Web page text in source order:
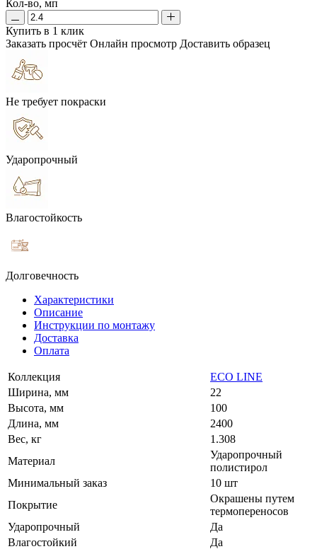
Кол-во, мп
Купить в 1 клик
Заказать просчёт Онлайн просмотр Доставить образец
Не требует покраски
Ударопрочный
Влагостойкость
Долговечность
Характеристики
Описание
Инструкции по монтажу
Доставка
Оплата
Коллекция
ECO LINE
Ширина, мм
22
Высота, мм
100
Длина, мм
2400
Вес, кг
1.308
Материал
Ударопрочный
полистирол
Минимальный заказ
10 шт
Покрытие
Окрашены путем
термопереносов
Ударопрочный
Да
Влагостойкий
Да